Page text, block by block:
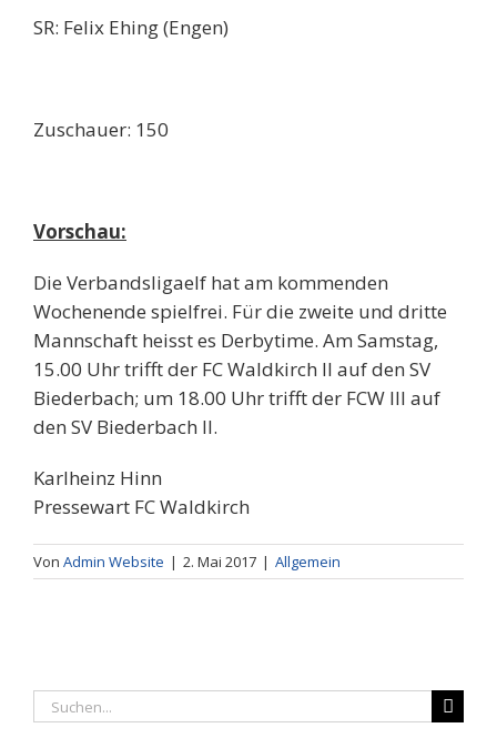
SR: Felix Ehing (Engen)
Zuschauer: 150
Vorschau:
Die Verbandsligaelf hat am kommenden
Wochenende spielfrei. Für die zweite und dritte
Mannschaft heisst es Derbytime. Am Samstag,
15.00 Uhr trifft der FC Waldkirch II auf den SV
Biederbach; um 18.00 Uhr trifft der FCW III auf
den SV Biederbach II.
Karlheinz Hinn
Pressewart FC Waldkirch
Von Admin Website | 2. Mai 2017 | Allgemein
Suche